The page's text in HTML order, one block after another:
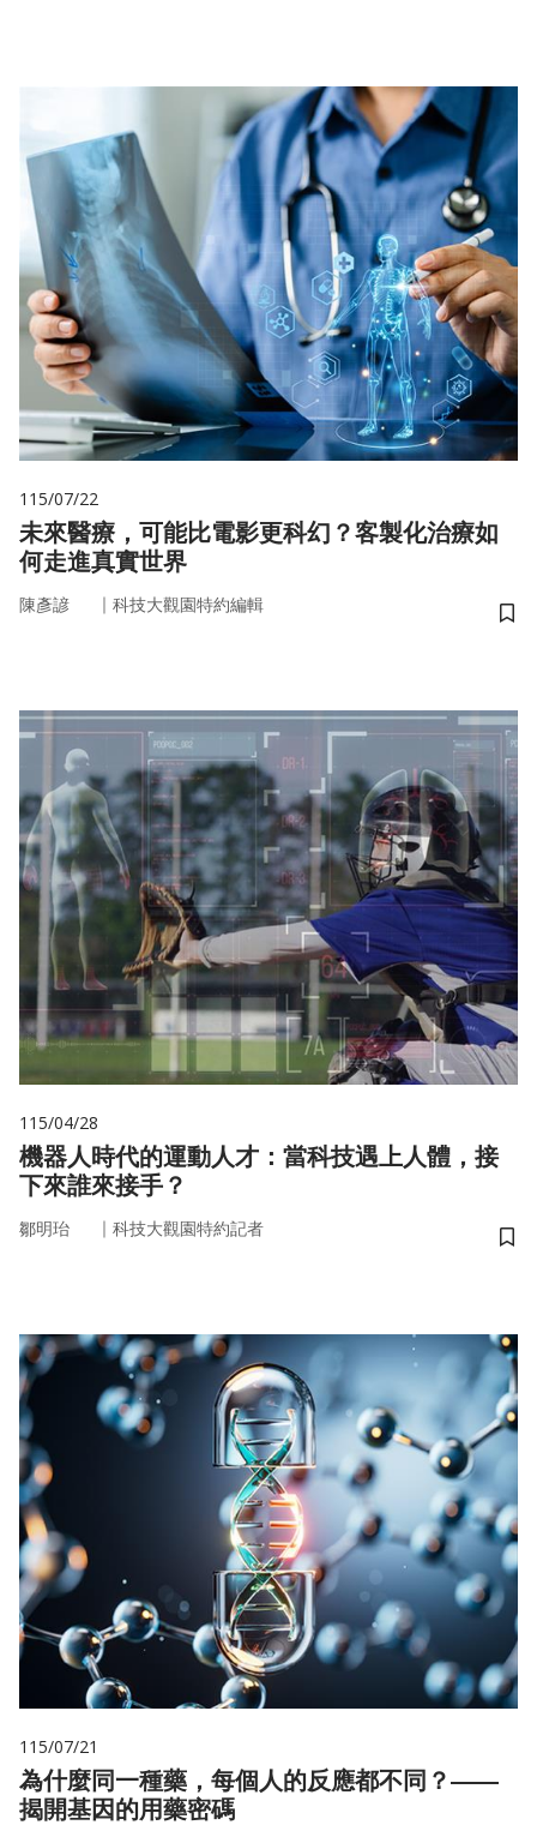
115/07/22
未來醫療，可能比電影更科幻？客製化治療如
何走進真實世界
陳彥諺 ｜ 科技大觀園特約編輯
儲
115/04/28
機器人時代的運動人才：當科技遇上人體，接
下來誰來接手？
鄒明珆 ｜ 科技大觀園特約記者
儲
115/07/21
為什麼同一種藥，每個人的反應都不同？——
揭開基因的用藥密碼